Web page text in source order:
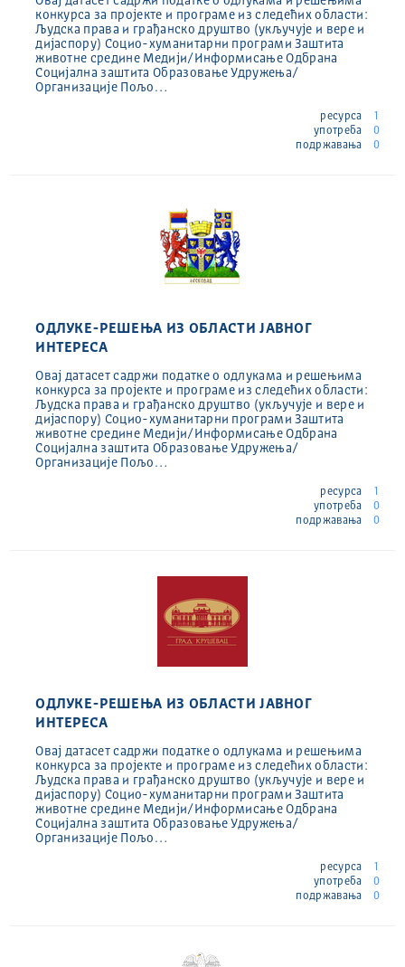
конкурса за пројекте и програме из следећих области:
Људска права и грађанско друштво (укључује и вере и
дијаспору) Социо-хуманитарни програми Заштита
животне средине Медији/Информисање Одбрана
Социјална заштита Образовање Удружења/
Организације Пољо…
ресурса
1
употреба
0
подржавања
0
ОДЛУКЕ-РЕШЕЊА ИЗ ОБЛАСТИ ЈАВНОГ
ИНТЕРЕСА
Овај датасет садржи податке о одлукама и решењима
конкурса за пројекте и програме из следећих области:
Људска права и грађанско друштво (укључује и вере и
дијаспору) Социо-хуманитарни програми Заштита
животне средине Медији/Информисање Одбрана
Социјална заштита Образовање Удружења/
Организације Пољо…
ресурса
1
употреба
0
подржавања
0
ОДЛУКЕ-РЕШЕЊА ИЗ ОБЛАСТИ ЈАВНОГ
ИНТЕРЕСА
Овај датасет садржи податке о одлукама и решењима
конкурса за пројекте и програме из следећих области:
Људска права и грађанско друштво (укључује и вере и
дијаспору) Социо-хуманитарни програми Заштита
животне средине Медији/Информисање Одбрана
Социјална заштита Образовање Удружења/
Организације Пољо…
ресурса
1
употреба
0
подржавања
0